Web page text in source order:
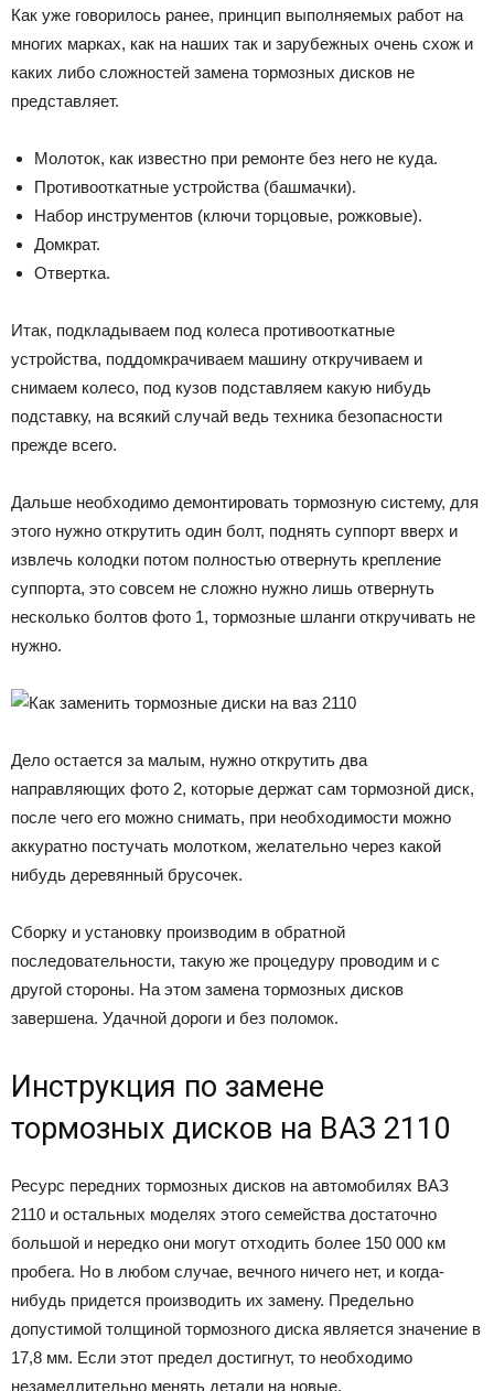
Как уже говорилось ранее, принцип выполняемых работ на
многих марках, как на наших так и зарубежных очень схож и
каких либо сложностей замена тормозных дисков не
представляет.
Молоток, как известно при ремонте без него не куда.
Противооткатные устройства (башмачки).
Набор инструментов (ключи торцовые, рожковые).
Домкрат.
Отвертка.
Итак, подкладываем под колеса противооткатные
устройства, поддомкрачиваем машину откручиваем и
снимаем колесо, под кузов подставляем какую нибудь
подставку, на всякий случай ведь техника безопасности
прежде всего.
Дальше необходимо демонтировать тормозную систему, для
этого нужно открутить один болт, поднять суппорт вверх и
извлечь колодки потом полностью отвернуть крепление
суппорта, это совсем не сложно нужно лишь отвернуть
несколько болтов фото 1, тормозные шланги откручивать не
нужно.
Дело остается за малым, нужно открутить два
направляющих фото 2, которые держат сам тормозной диск,
после чего его можно снимать, при необходимости можно
аккуратно постучать молотком, желательно через какой
нибудь деревянный брусочек.
Сборку и установку производим в обратной
последовательности, такую же процедуру проводим и с
другой стороны. На этом замена тормозных дисков
завершена. Удачной дороги и без поломок.
Инструкция по замене
тормозных дисков на ВАЗ 2110
Ресурс передних тормозных дисков на автомобилях ВАЗ
2110 и остальных моделях этого семейства достаточно
большой и нередко они могут отходить более 150 000 км
пробега. Но в любом случае, вечного ничего нет, и когда-
нибудь придется производить их замену. Предельно
допустимой толщиной тормозного диска является значение в
17,8 мм. Если этот предел достигнут, то необходимо
незамедлительно менять детали на новые.